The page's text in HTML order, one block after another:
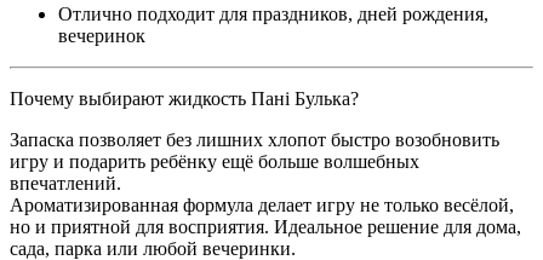
Отлично подходит для праздников, дней рождения,
вечеринок
Почему выбирают жидкость Пані Булька?
Запаска позволяет без лишних хлопот быстро возобновить
игру и подарить ребёнку ещё больше волшебных
впечатлений.
Ароматизированная формула делает игру не только весёлой,
но и приятной для восприятия. Идеальное решение для дома,
сада, парка или любой вечеринки.